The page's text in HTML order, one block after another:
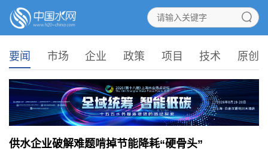
要闻 市场 企业 政策 项目 技术 原创
供水企业破解难题啃掉节能降耗“硬骨头”